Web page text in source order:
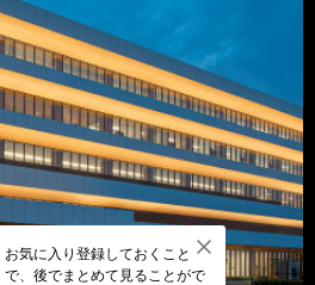
お気に入り登録しておくこと
で、後でまとめて見ることがで